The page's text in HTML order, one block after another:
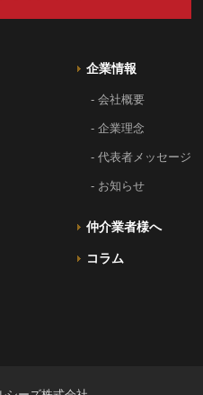
企業情報
- 会社概要
- 企業理念
- 代表者メッセージ
- お知らせ
仲介業者様へ
コラム